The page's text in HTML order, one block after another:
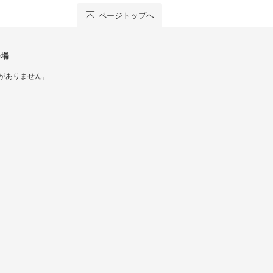
ありません。
ページトップへ